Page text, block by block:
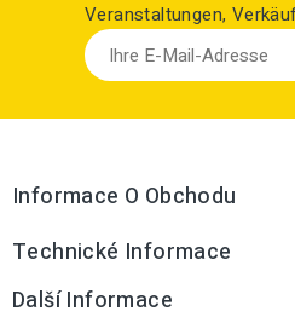
Veranstaltungen,
Informace O Obchodu
Technické Informace
Další Informace